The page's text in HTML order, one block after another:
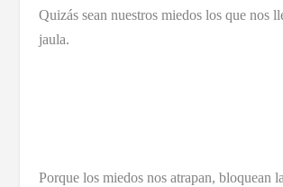
Quizás sean nuestros miedos los que nos
jaula.
Porque los miedos nos atrapan, bloquean